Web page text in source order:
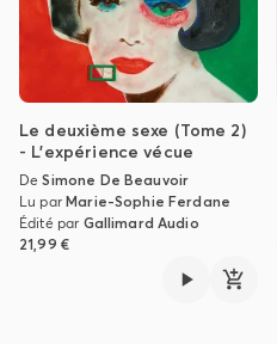
Le deuxième sexe (Tome 2)
- L'expérience vécue
DeSimone De Beauvoir
Lu parMarie-Sophie Ferdane
Édité par Gallimard Audio
21,99 €